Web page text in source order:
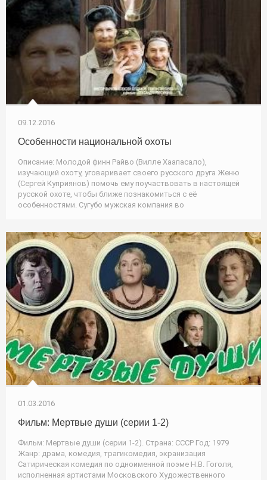
09.12.2016
Особенности национальной охоты
Описание: Молодой финн Райво (Вилле Хаапасало),
изучающий охоту, уговаривает своего русского друга Женю
(Сергей Куприянов) помочь ему поучаствовать в настоящей
русской охоте, чтобы ближе познакомиться с её
особенностями. Сугубо мужская компания во
01.03.2016
Фильм: Мертвые души (серии 1-2)
Фильм: Мертвые души (серии 1-2). Страна: СССР Год: 1979
Жанр: драма, комедия, трагикомедия, экранизация
Сатирическая комедия по одноименной поэме Н.В. Гоголя,
исполненная артистами Московского Художественного